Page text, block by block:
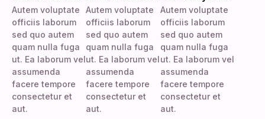
Autem voluptate
officiis laborum
sed quo autem
quam nulla fuga
ut. Ea laborum vel
assumenda
facere tempore
consectetur et
aut.
Autem voluptate
officiis laborum
sed quo autem
quam nulla fuga
ut. Ea laborum vel
assumenda
facere tempore
consectetur et
aut.
Autem voluptate
officiis laborum
sed quo autem
quam nulla fuga
ut. Ea laborum vel
assumenda
facere tempore
consectetur et
aut.